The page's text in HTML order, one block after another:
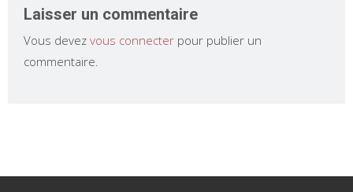
Laisser un commentaire
Vous devez vous connecter pour publier un
commentaire.